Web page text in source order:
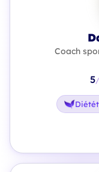
Coach
5